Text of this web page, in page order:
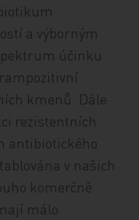
a výborným
účinku
kmenů. Dále
rezistentních
antibiotického
v našich
komerčně
málo